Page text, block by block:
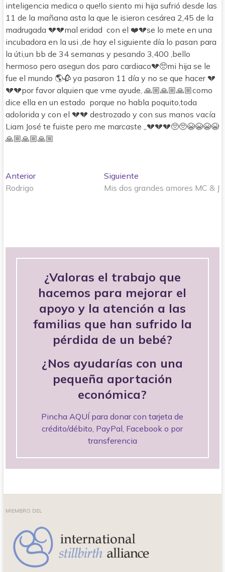
inteligencia medica o que!lo siento mi hija sufrió desde las
11 de la mañana asta la que le isieron cesárea 2,45 de la
madrugada 💔💔mal eridad con el ❤️💔se lo mete en una
incubadora en la usi ,de hay el siguiente día lo pasan para
la úti,un bb de 34 semanas y pesando 3,400 ,bello
hermoso pero asegun dos paro cardiaco💔🥺mi hija se le
fue el mundo 🌎🥀 ya pasaron 11 día y no se que hacer 💔
💔💔por favor alquien que vme ayude, 🙏🏼🙏🏼🙏🏼como
dice ella en un estado porque no habla poquito,toda
adolorida y con el 💔💔 destrozado y con sus manos vacía
Liam José te fuiste pero me marcaste ,,💔💔💔🥺🥺😭😭😭😭
🙏🏼🙏🏼🙏🏼
Navegación
de
AnteriorEntrada
Rodrigo
SiguienteEntrada
siguiente:
Mis dos grandes amores MC & J
¿Valoras el trabajo que
hacemos para mejorar el
apoyo y la atención a las
familias que han sufrido la
pérdida de un bebé?
¿Nos ayudarías con una
pequeña aportación
económica?
Pincha AQUÍ para donar con tarjeta de
crédito/débito, PayPal, Facebook o por
transferencia
MIEMBRO DEL